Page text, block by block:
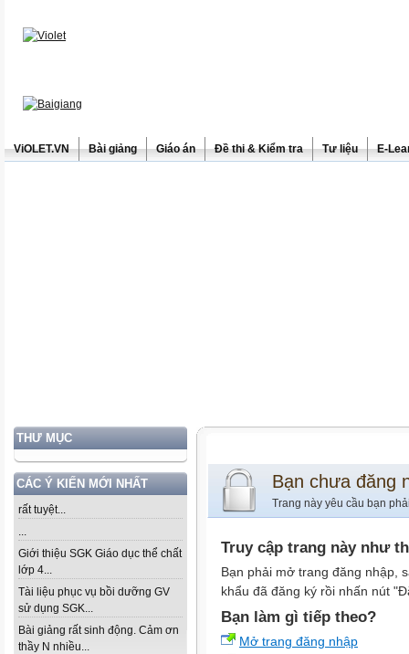
ViOLET.VN Bài giảng Giáo án Đề thi & Kiểm tra Tư liệu E-
THƯ MỤC
CÁC Ý KIẾN MỚI NHẤT
rất tuyệt...
...
Giới thiệu SGK Giáo dục thể chất
lớp 4...
Tài liệu phục vụ bồi dưỡng GV
sử dụng SGK...
Bài giảng rất sinh động. Cảm ơn
thầy N nhiều...
Bạn chưa đăng
Trang này yêu cầu bạn
Truy cập trang này như
Bạn phải mở trang đăng nhập,
khẩu đã đăng ký rồi nhấn nút
Bạn làm gì tiếp theo?
Mở trang đăng nhập